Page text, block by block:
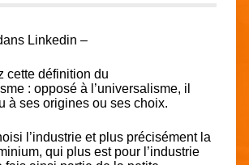
Linkedin –
cette définition du
: opposé à l’universalisme, il
à ses origines ou ses choix.
l’industrie et plus précisément la
qui plus est pour l’industrie